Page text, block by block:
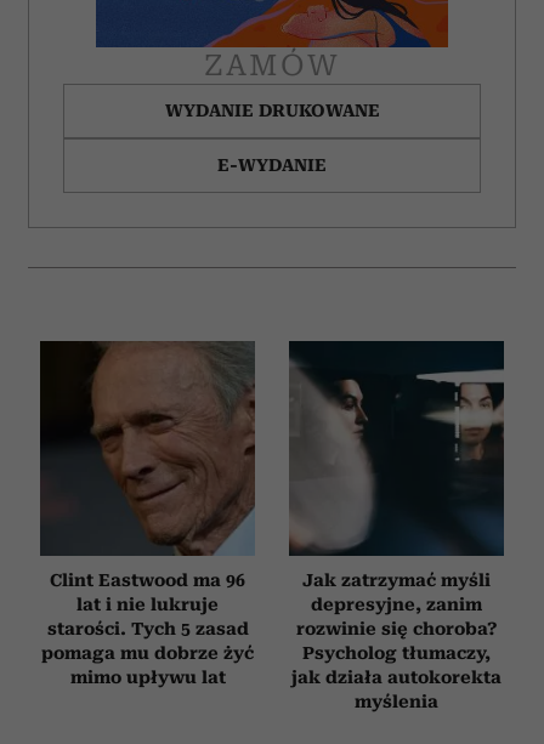
ZAMÓW
WYDANIE DRUKOWANE
E-WYDANIE
Clint Eastwood ma 96
lat i nie lukruje
starości. Tych 5 zasad
pomaga mu dobrze żyć
mimo upływu lat
Jak zatrzymać myśli
depresyjne, zanim
rozwinie się choroba?
Psycholog tłumaczy,
jak działa autokorekta
myślenia